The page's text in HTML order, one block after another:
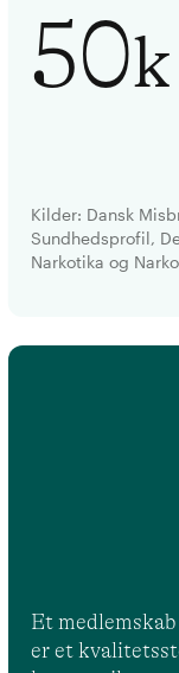
50k
Kilder: Dansk
Sundhedsprofil,
Narkotika og
Et
er et